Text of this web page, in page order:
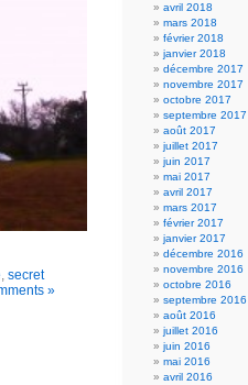
, secret
»
avril 2018
mars 2018
février 2018
janvier 2018
décembre 2017
novembre 2017
octobre 2017
septembre 2017
août 2017
juillet 2017
juin 2017
mai 2017
avril 2017
mars 2017
février 2017
janvier 2017
décembre 2016
novembre 2016
octobre 2016
septembre 2016
août 2016
juillet 2016
juin 2016
mai 2016
avril 2016